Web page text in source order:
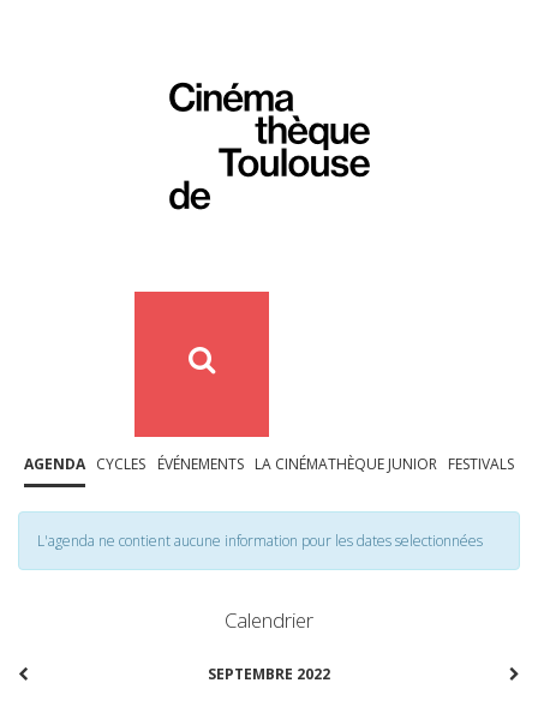
AGENDA CYCLES ÉVÉNEMENTS LA CINÉMATHÈQUE JUNIOR FESTIVALS
L'agenda ne contient aucune information pour les dates selectionnées
Calendrier
SEPTEMBRE 2022